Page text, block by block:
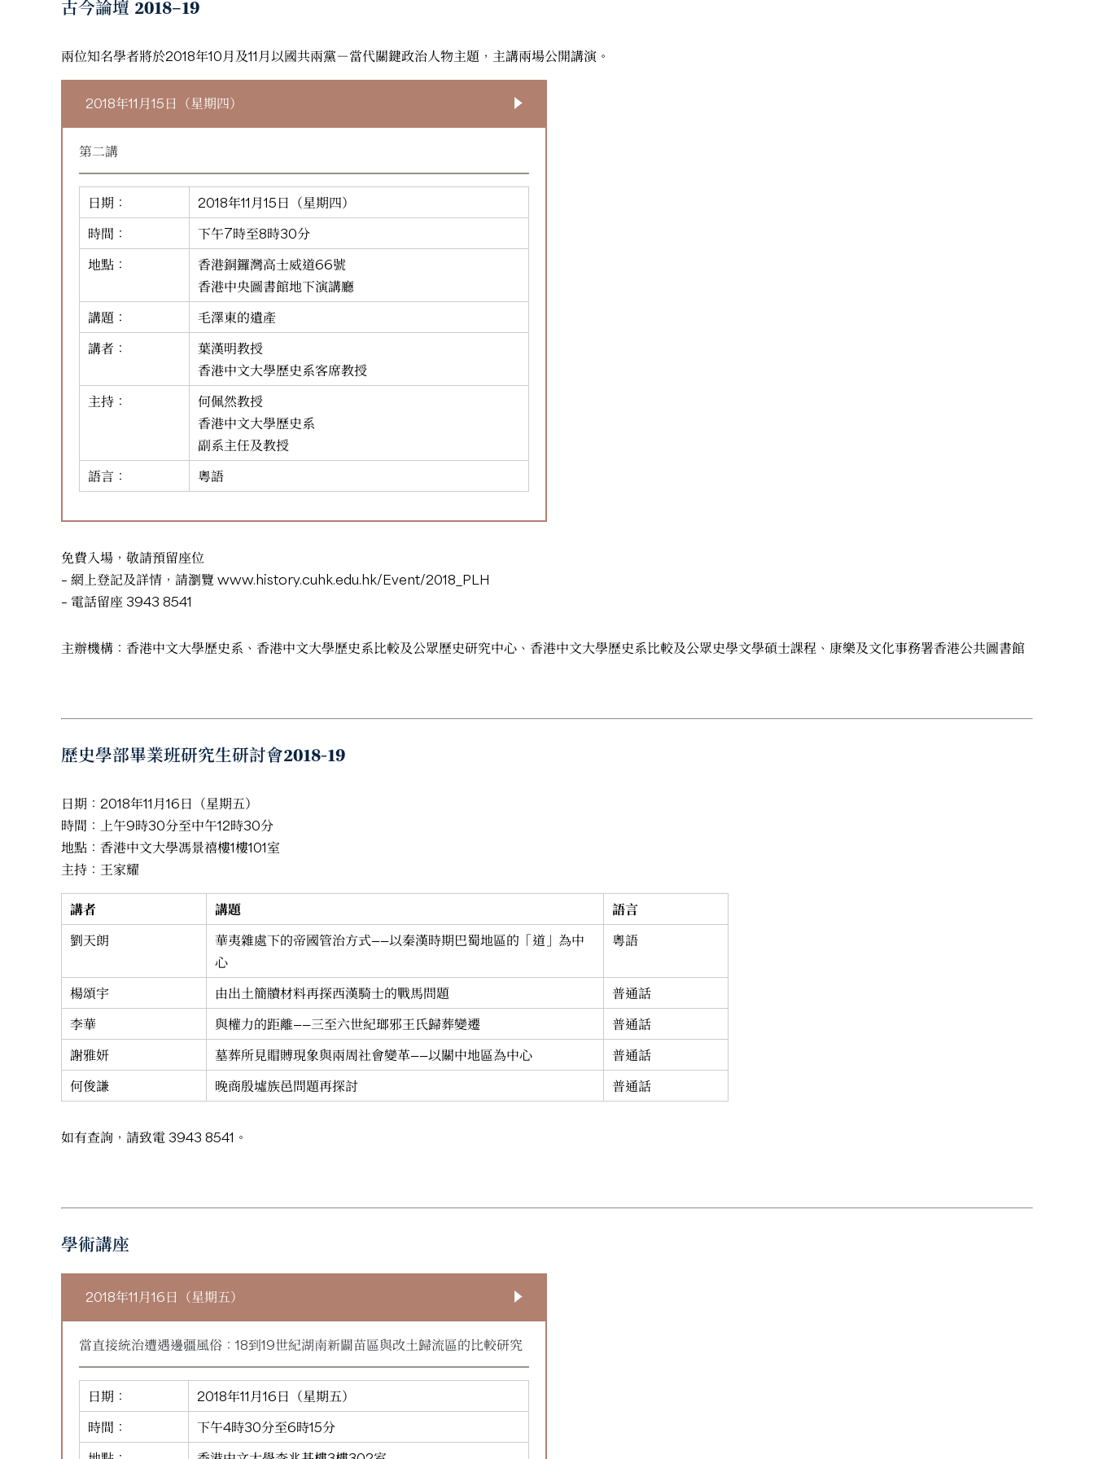
古今論壇 2018–19
兩位知名學者將於2018年10月及11月以國共兩黨－當代關鍵政治人物主題，主講兩場公開講演。
2018年11月15日（星期四）
第二講
日期：
2018年11月15日（星期四）
時間：
下午7時至8時30分
地點：
香港銅鑼灣高士威道66號
香港中央圖書館地下演講廳
講題：
毛澤東的遺產
講者：
葉漢明教授
香港中文大學歷史系客席教授
主持：
何佩然教授
香港中文大學歷史系
副系主任及教授
語言：
粵語
免費入場，敬請預留座位
– 網上登記及詳情，請瀏覽 www.history.cuhk.edu.hk/Event/2018_PLH
– 電話留座 3943 8541
主辦機構：香港中文大學歷史系、香港中文大學歷史系比較及公眾歷史研究中心、香港中文大學歷史系比較及公眾史學文學碩士課程、康樂及文化事務署香港公共圖書館
歷史學部畢業班研究生研討會2018-19
日期：2018年11月16日（星期五）
時間：上午9時30分至中午12時30分
地點：香港中文大學馮景禧樓1樓101室
主持：王家耀
講者 講題
語言
劉天朗
華夷雜處下的帝國管治方式——以秦漢時期巴蜀地區的「道」為中
心
粵語
楊頌宇 由出土簡牘材料再探西漢騎士的戰馬問題
普通話
李華
與權力的距離——三至六世紀瑯邪王氏歸葬變遷
普通話
謝雅妍
墓葬所見賵賻現象與兩周社會變革——以關中地區為中心
普通話
何俊謙
晚商殷墟族邑問題再探討 普通話
如有查詢，請致電 3943 8541。
學術講座
2018年11月16日（星期五）
當直接統治遭遇邊疆風俗：18到19世紀湖南新闢苗區與改土歸流區的比較研究
日期：
2018年11月16日（星期五）
時間：
下午4時30分至6時15分